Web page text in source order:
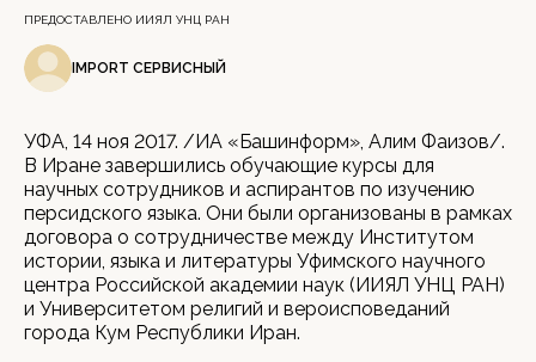
ПРЕДОСТАВЛЕНО ИИЯЛ УНЦ РАН
IMPORT СЕРВИСНЫЙ
УФА, 14 ноя 2017. /ИА «Башинформ», Алим Фаизов/.
В Иране завершились обучающие курсы для
научных сотрудников и аспирантов по изучению
персидского языка. Они были организованы в рамках
договора о сотрудничестве между Институтом
истории, языка и литературы Уфимского научного
центра Российской академии наук (ИИЯЛ УНЦ РАН)
и Университетом религий и вероисповеданий
города Кум Республики Иран.